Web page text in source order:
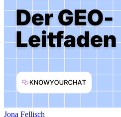
Jona Fellisch